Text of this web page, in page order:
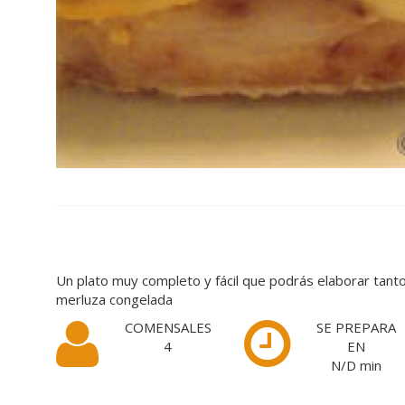
Un plato muy completo y fácil que podrás elaborar
merluza congelada
COMENSALES
4
SE PREPARA
EN
N/D min